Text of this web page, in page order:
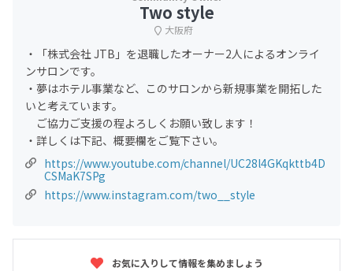
Two style
大阪府
・「株式会社 JTB」を退職したオーナー2人によるオンライ
ンサロンです。
・夢はホテル事業など、このサロンから新規事業を開拓した
いと考えています。
ご協力ご支援の程よろしくお願い致します！
・詳しくは下記、概要欄をご覧下さい。
https://www.youtube.com/channel/UC28l4GKqkttb4D
CSMaK7SPg
https://www.instagram.com/two__style
お気に入りして情報を集めましょう